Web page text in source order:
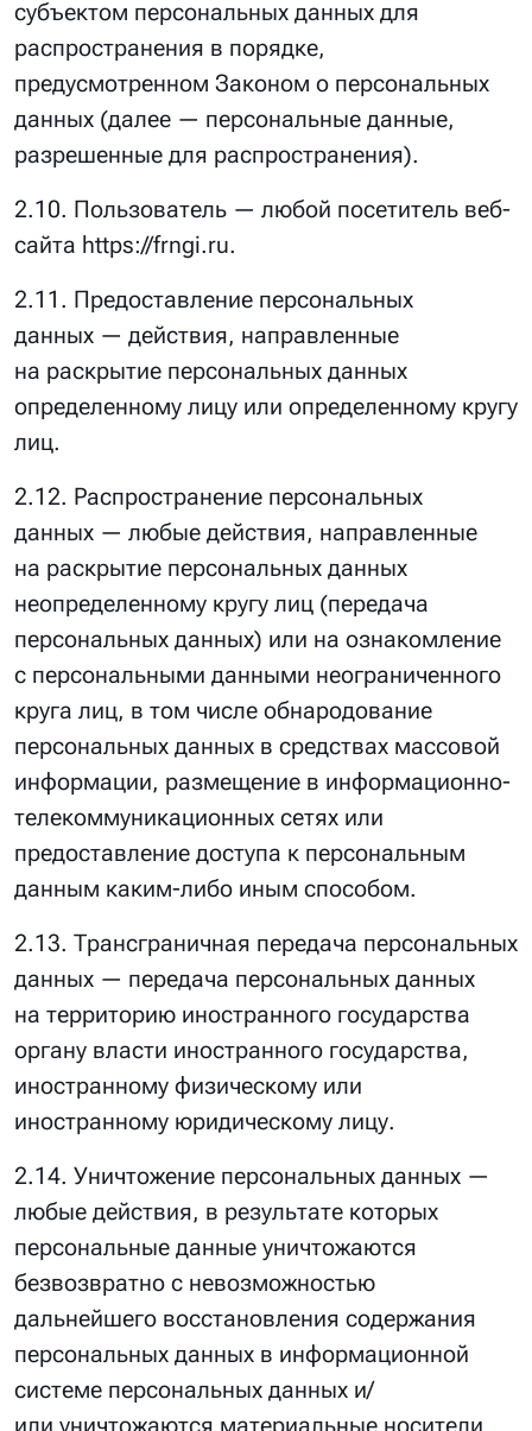
субъектом персональных данных для
распространения в порядке,
предусмотренном Законом о персональных
данных (далее — персональные данные,
разрешенные для распространения).
2.10. Пользователь — любой посетитель веб-
сайта https://frngi.ru.
2.11. Предоставление персональных
данных — действия, направленные
на раскрытие персональных данных
определенному лицу или определенному кругу
лиц.
2.12. Распространение персональных
данных — любые действия, направленные
на раскрытие персональных данных
неопределенному кругу лиц (передача
персональных данных) или на ознакомление
с персональными данными неограниченного
круга лиц, в том числе обнародование
персональных данных в средствах массовой
информации, размещение в информационно-
телекоммуникационных сетях или
предоставление доступа к персональным
данным каким-либо иным способом.
2.13. Трансграничная передача персональных
данных — передача персональных данных
на территорию иностранного государства
органу власти иностранного государства,
иностранному физическому или
иностранному юридическому лицу.
2.14. Уничтожение персональных данных —
любые действия, в результате которых
персональные данные уничтожаются
безвозвратно с невозможностью
дальнейшего восстановления содержания
персональных данных в информационной
системе персональных данных и/
или уничтожаются материальные носители